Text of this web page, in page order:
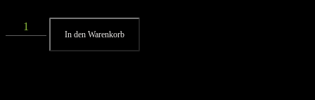
In den Warenkorb